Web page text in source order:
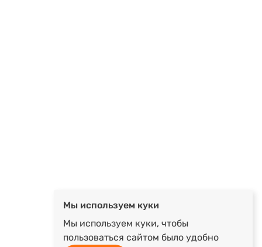
Мы используем куки
Мы используем куки, чтобы
пользоваться сайтом было удобно